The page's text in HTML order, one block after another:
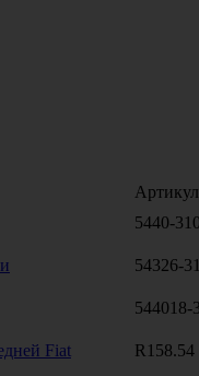
Артикул
5440-
54326-
544018-
Fiat R158.54